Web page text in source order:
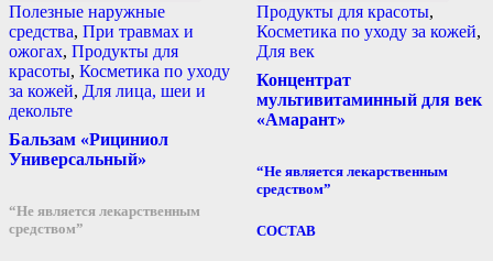
Полезные наружные
средства, При травмах и
ожогах, Продукты для
красоты, Косметика по уходу
за кожей, Для лица, шеи и
декольте
Бальзам «Рициниол
Универсальный»
“Не является лекарственным
средством”
Продукты для красоты,
Косметика по уходу за кожей,
Для век
Концентрат
мультивитаминный для век
«Амарант»
“Не является лекарственным
средством”
СОСТАВ